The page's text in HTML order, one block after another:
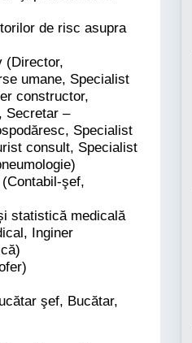
de risc asupra
(Director,
umane, Specialist
constructor,
Secretar –
Specialist
consult, Specialist
şef,
statistică medicală
Inginer
şef, Bucătar,